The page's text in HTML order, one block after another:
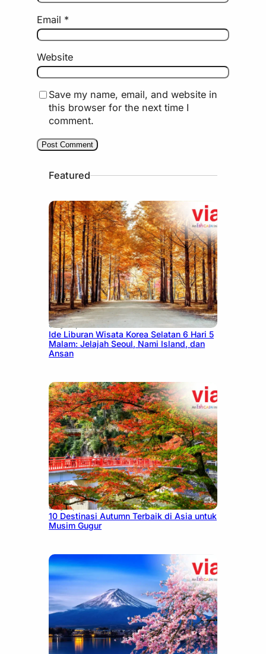
Email *
Website
Save my name, email, and website in
this browser for the next time I
comment.
Featured
July 15, 2026
Ide Liburan Wisata Korea Selatan 6 Hari 5
Malam: Jelajah Seoul, Nami Island, dan
Ansan
July 9, 2026
10 Destinasi Autumn Terbaik di Asia untuk
Musim Gugur